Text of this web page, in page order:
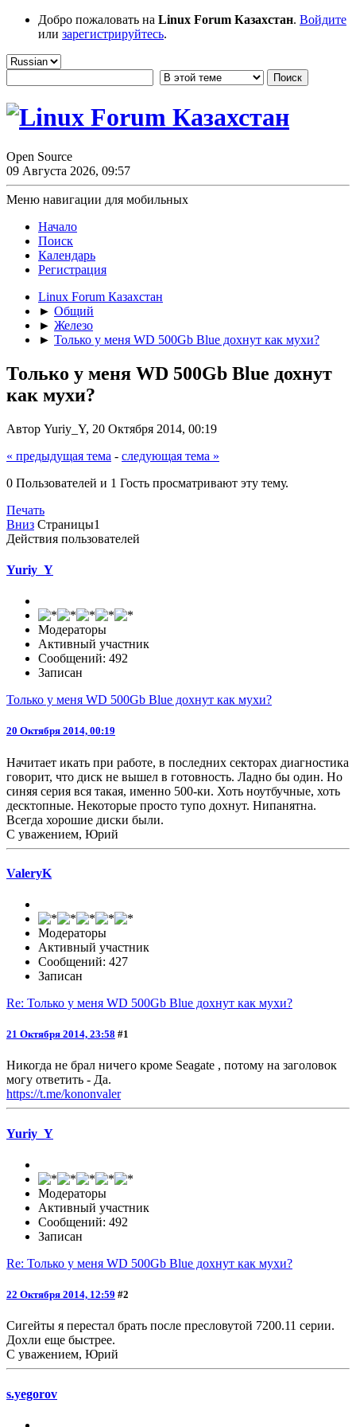
Добро пожаловать на Linux Forum Казахстан. Войдите
или зарегистрируйтесь.
Open Source
09 Августа 2026, 09:57
Меню навигации для мобильных
Начало
Поиск
Календарь
Регистрация
Linux Forum Казахстан
► Общий
► Железо
► Только у меня WD 500Gb Blue дохнут как мухи?
Только у меня WD 500Gb Blue дохнут
как мухи?
Автор Yuriy_Y, 20 Октября 2014, 00:19
« предыдущая тема - следующая тема »
0 Пользователей и 1 Гость просматривают эту тему.
Печать
Вниз Страницы1
Действия пользователей
Yuriy_Y
Модераторы
Активный участник
Сообщений: 492
Записан
Только у меня WD 500Gb Blue дохнут как мухи?
20 Октября 2014, 00:19
Начитает икать при работе, в последних секторах диагностика
говорит, что диск не вышел в готовность. Ладно бы один. Но
синяя серия вся такая, именно 500-ки. Хоть ноутбучные, хоть
десктопные. Некоторые просто тупо дохнут. Нипанятна.
Всегда хорошие диски были.
С уважением, Юрий
ValeryK
Модераторы
Активный участник
Сообщений: 427
Записан
Re: Только у меня WD 500Gb Blue дохнут как мухи?
21 Октября 2014, 23:58 #1
Никогда не брал ничего кроме Seagate , потому на заголовок
могу ответить - Да.
https://t.me/kononvaler
Yuriy_Y
Модераторы
Активный участник
Сообщений: 492
Записан
Re: Только у меня WD 500Gb Blue дохнут как мухи?
22 Октября 2014, 12:59 #2
Сигейты я перестал брать после пресловутой 7200.11 серии.
Дохли еще быстрее.
С уважением, Юрий
s.yegorov